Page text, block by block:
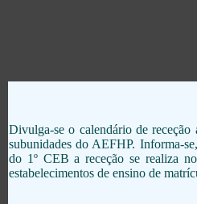
Divulga-se o calendário de receção
subunidades do AEFHP. Informa-
do 1º CEB a receção se realiza
estabelecimentos de ensino de